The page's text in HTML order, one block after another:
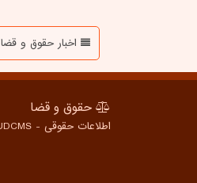
اخبار حقوق و قضا
حقوق و قضا
اطلاعات حقوقی - JUDCMS، مرجع کامل اطلاعات حقوقی و قضایی برای همه، از شهروندان عادی تا متخصصین